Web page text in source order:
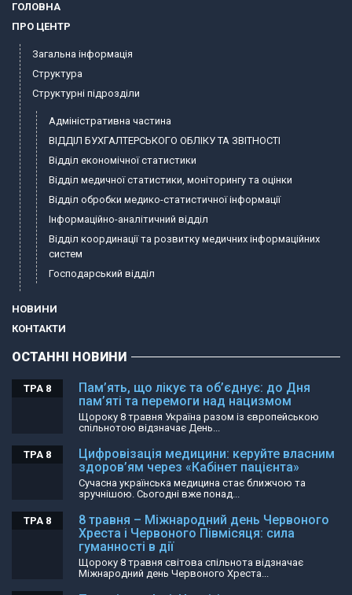
ГОЛОВНА
ПРО ЦЕНТР
Загальна інформація
Структура
Структурні підрозділи
Адміністративна частина
ВІДДІЛ БУХГАЛТЕРСЬКОГО ОБЛІКУ ТА ЗВІТНОСТІ
Відділ економічної статистики
Відділ медичної статистики, моніторингу та оцінки
Відділ обробки медико-статистичної інформації
Інформаційно-аналітичний відділ
Відділ координації та розвитку медичних інформаційних
систем
Господарський відділ
НОВИНИ
КОНТАКТИ
ОСТАННІ НОВИНИ
Пам’ять, що лікує та об’єднує: до Дня
пам’яті та перемоги над нацизмом
ТРА 8
Щороку 8 травня Україна разом із європейською
спільнотою відзначає День...
Цифровізація медицини: керуйте власним
здоров’ям через «Кабінет пацієнта»
ТРА 8
Сучасна українська медицина стає ближчою та
зручнішою. Сьогодні вже понад...
8 травня – Міжнародний день Червоного
Хреста і Червоного Півмісяця: сила
гуманності в дії
ТРА 8
Щороку 8 травня світова спільнота відзначає
Міжнародний день Червоного Хреста...